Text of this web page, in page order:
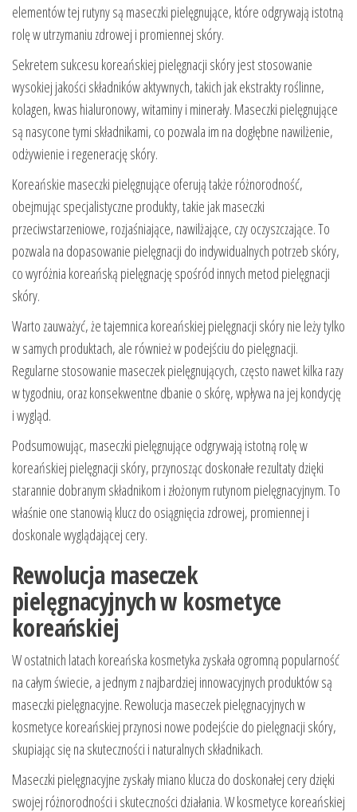
elementów tej rutyny są maseczki pielęgnujące, które odgrywają istotną
rolę w utrzymaniu zdrowej i promiennej skóry.
Sekretem sukcesu koreańskiej pielęgnacji skóry jest stosowanie
wysokiej jakości składników aktywnych, takich jak ekstrakty roślinne,
kolagen, kwas hialuronowy, witaminy i minerały. Maseczki pielęgnujące
są nasycone tymi składnikami, co pozwala im na dogłębne nawilżenie,
odżywienie i regenerację skóry.
Koreańskie maseczki pielęgnujące oferują także różnorodność,
obejmując specjalistyczne produkty, takie jak maseczki
przeciwstarzeniowe, rozjaśniające, nawilżające, czy oczyszczające. To
pozwala na dopasowanie pielęgnacji do indywidualnych potrzeb skóry,
co wyróżnia koreańską pielęgnację spośród innych metod pielęgnacji
skóry.
Warto zauważyć, że tajemnica koreańskiej pielęgnacji skóry nie leży tylko
w samych produktach, ale również w podejściu do pielęgnacji.
Regularne stosowanie maseczek pielęgnujących, często nawet kilka razy
w tygodniu, oraz konsekwentne dbanie o skórę, wpływa na jej kondycję
i wygląd.
Podsumowując, maseczki pielęgnujące odgrywają istotną rolę w
koreańskiej pielęgnacji skóry, przynosząc doskonałe rezultaty dzięki
starannie dobranym składnikom i złożonym rutynom pielęgnacyjnym. To
właśnie one stanowią klucz do osiągnięcia zdrowej, promiennej i
doskonale wyglądającej cery.
Rewolucja maseczek
pielęgnacyjnych w kosmetyce
koreańskiej
W ostatnich latach koreańska kosmetyka zyskała ogromną popularność
na całym świecie, a jednym z najbardziej innowacyjnych produktów są
maseczki pielęgnacyjne. Rewolucja maseczek pielęgnacyjnych w
kosmetyce koreańskiej przynosi nowe podejście do pielęgnacji skóry,
skupiając się na skuteczności i naturalnych składnikach.
Maseczki pielęgnacyjne zyskały miano klucza do doskonałej cery dzięki
swojej różnorodności i skuteczności działania. W kosmetyce koreańskiej